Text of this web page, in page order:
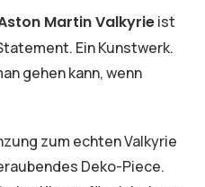
Martin Valkyrieist
Ein Kunstwerk.
gehen kann, wenn
zum echten Valkyrie
Deko-Piece.